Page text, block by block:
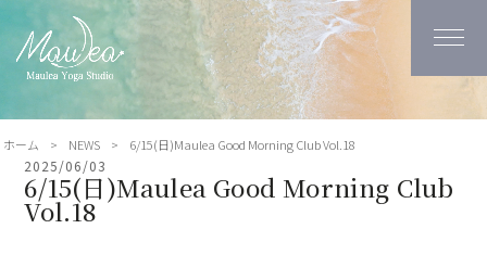
ホーム > NEWS > 6/15(日)Maulea Good Morning Club Vol.18
2025/06/03
6/15(日)Maulea Good Morning Club
Vol.18